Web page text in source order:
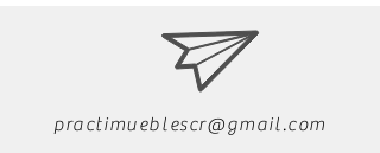
practimueblescr@gmail.com